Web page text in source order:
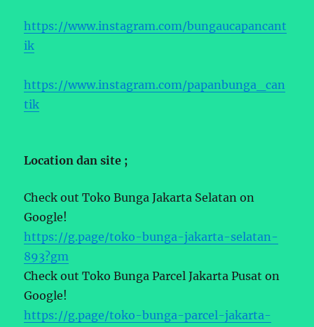
https://www.instagram.com/bungaucapancant
ik
https://www.instagram.com/papanbunga_can
tik
Location dan site ;
Check out Toko Bunga Jakarta Selatan on
Google!
https://g.page/toko-bunga-jakarta-selatan-
893?gm
Check out Toko Bunga Parcel Jakarta Pusat on
Google!
https://g.page/toko-bunga-parcel-jakarta-